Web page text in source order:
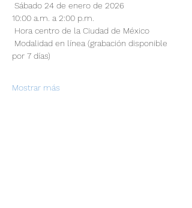
Sábado 24 de enero de 2026
10:00 a.m. a 2:00 p.m.
Hora centro de la Ciudad de México
por 7 días)
Mostrar más